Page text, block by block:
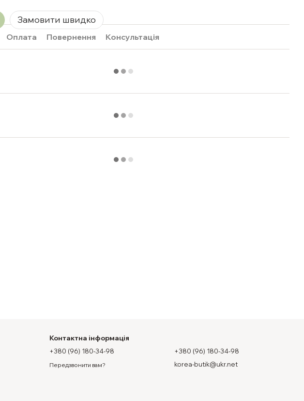
Замовити швидко
Оплата Повернення Консультація
Контактна інформація
+380 (96) 180-34-98
Передзвонити вам?
+380 (96) 180-34-98
korea-butik@ukr.net